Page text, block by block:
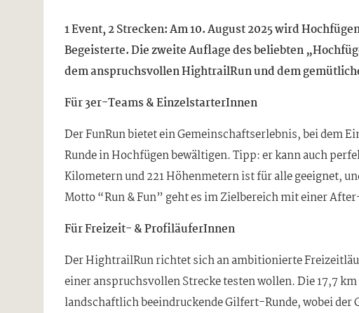
1 Event, 2 Strecken: Am 10. August 2025 wird
Begeisterte. Die zweite Auflage des beliebten
dem anspruchsvollen HightrailRun und dem
Für 3er-Teams & EinzelstarterInnen
Der FunRun bietet ein Gemeinschaftserlebnis, bei dem
Runde in Hochfügen bewältigen. Tipp: er kann auch
Kilometern und 221 Höhenmetern ist für alle geeignet,
Motto “Run & Fun” geht es im Zielbereich mit einer
Für Freizeit- & ProfiläuferInnen
Der HightrailRun richtet sich an ambitionierte
einer anspruchsvollen Strecke testen wollen. Die 17,7
landschaftlich beeindruckende Gilfert-Runde, wobei